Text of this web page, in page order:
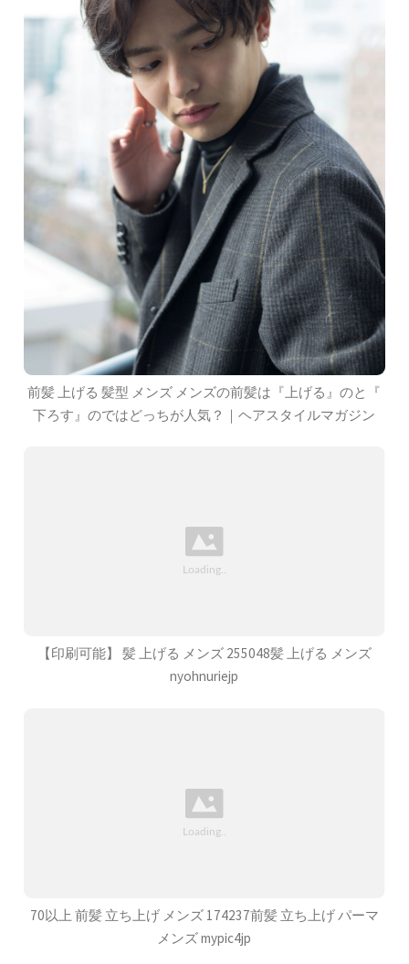
前髪 上げる 髪型 メンズ メンズの前髪は『上げる』のと『
下ろす』のではどっちが人気？｜ヘアスタイルマガジン
【印刷可能】 髪 上げる メンズ 255048髪 上げる メンズ
nyohnuriejp
70以上 前髪 立ち上げ メンズ 174237前髪 立ち上げ パーマ
メンズ mypic4jp